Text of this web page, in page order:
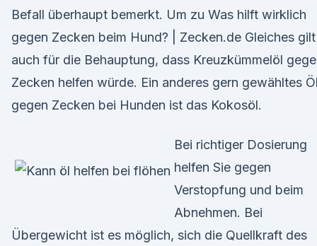
Befall überhaupt bemerkt. Um zu Was hilft wirklich
gegen Zecken beim Hund? | Zecken.de Gleiches gilt
auch für die Behauptung, dass Kreuzkümmelöl
Zecken helfen würde. Ein anderes gern gewähltes
gegen Zecken bei Hunden ist das Kokosöl.
Bei richtiger Dosierung
helfen Sie gegen
Verstopfung und beim
Abnehmen. Bei
Übergewicht ist es möglich, sich die Quellkraft des